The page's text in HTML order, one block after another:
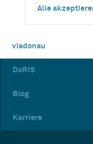
Alle
viadonau
DoRIS
Blog
Karriere